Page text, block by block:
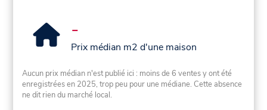
-
Prix médian m2 d'une maison
Aucun prix médian n'est publié ici : moins de 6 ventes y ont été
enregistrées en 2025, trop peu pour une médiane. Cette absence
ne dit rien du marché local.